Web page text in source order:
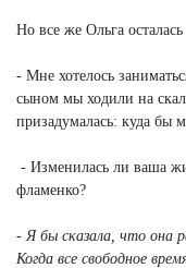
Но все же Ольга
- Мне хотелось
сыном мы ходили на
призадумалась: куда бы
- Изменилась ли ваша
фламенко?
- Я бы сказала, что она
Когда все свободное